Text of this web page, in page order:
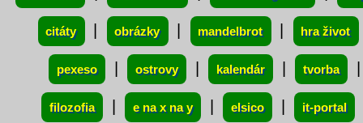
citáty obrázky mandelbrot hra život
pexeso ostrovy kalendár tvorba
filozofia e na x na y elsico it-portal